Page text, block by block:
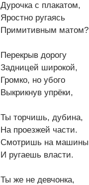
Дурочка с плакатом,
Яростно ругаясь
Примитивным матом?
Перекрыв дорогу
Задницей широкой,
Громко, но убого
Выкрикнув упрёки,
Ты торчишь, дубина,
На проезжей части.
Смотришь на машины
И ругаешь власти.
Ты же не девчонка,